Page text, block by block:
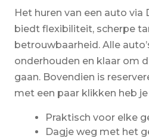
Het huren van een auto via
biedt flexibiliteit, scherpe
betrouwbaarheid. Alle
onderhouden en klaar om
gaan. Bovendien is
met een paar klikken heb
Praktisch voor elke
Dagje weg met het